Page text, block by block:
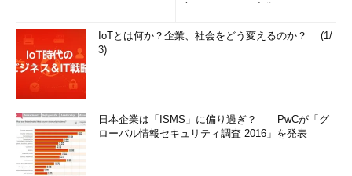
IoTとは何か？企業、社会をどう変えるのか？ (1/
3)
日本企業は「ISMS」に偏り過ぎ？――PwCが「グ
ローバル情報セキュリティ調査 2016」を発表